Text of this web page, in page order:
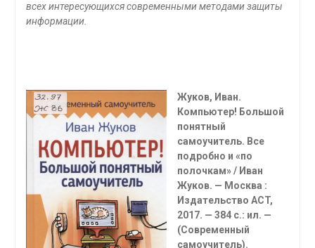
всех интересующихся современными методами защиты
информации.
Жуков, Иван.
Компьютер! Большой
понятный
самоучитель. Все
подробно и «по
полочкам» / Иван
Жуков. — Москва :
Издательство ACT,
2017. — 384 с.: ил. —
(Современный
самоучитель).